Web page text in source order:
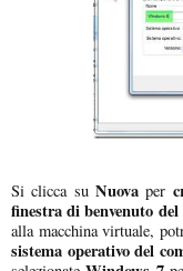
Si clicca suNuova per
finestra di benvenuto
alla macchina virtuale,
sistema operativo del